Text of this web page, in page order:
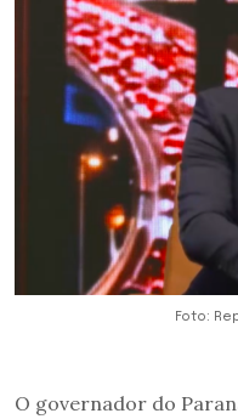
Foto:
O governador do